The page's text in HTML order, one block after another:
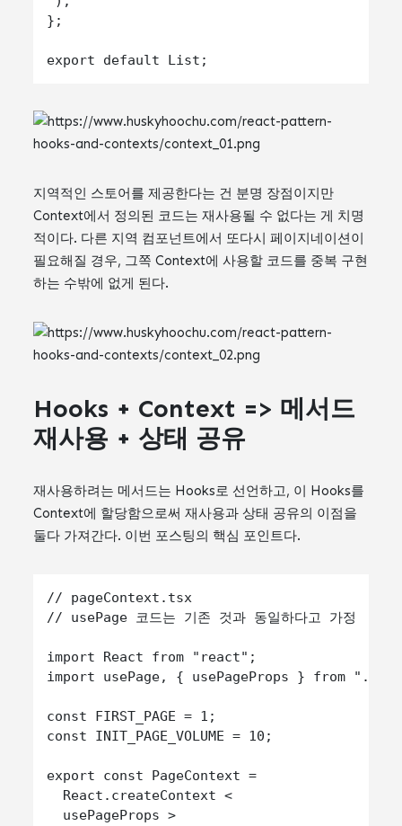
};
지역적인 스토어를 제공한다는 건 분명 장점이지만
Context에서 정의된 코드는 재사용될 수 없다는 게 치명
적이다. 다른 지역 컴포넌트에서 또다시 페이지네이션이
필요해질 경우, 그쪽 Context에 사용할 코드를 중복 구현
하는 수밖에 없게 된다.
Hooks + Context => 메서드
재사용 + 상태 공유
재사용하려는 메서드는 Hooks로 선언하고, 이 Hooks를
Context에 할당함으로써 재사용과 상태 공유의 이점을
둘다 가져간다. 이번 포스팅의 핵심 포인트다.
// pageContext.tsx
// usePage 코드는 기존 것과 동일하다고 가정
import React from "react";
import usePage, { usePageProps } from "./
const FIRST_PAGE = 1;
const INIT_PAGE_VOLUME = 10;
export const PageContext =
  React.createContext <
  usePageProps >